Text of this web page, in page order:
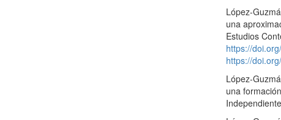
López-
una
Estudios
https://
https://
López-
una